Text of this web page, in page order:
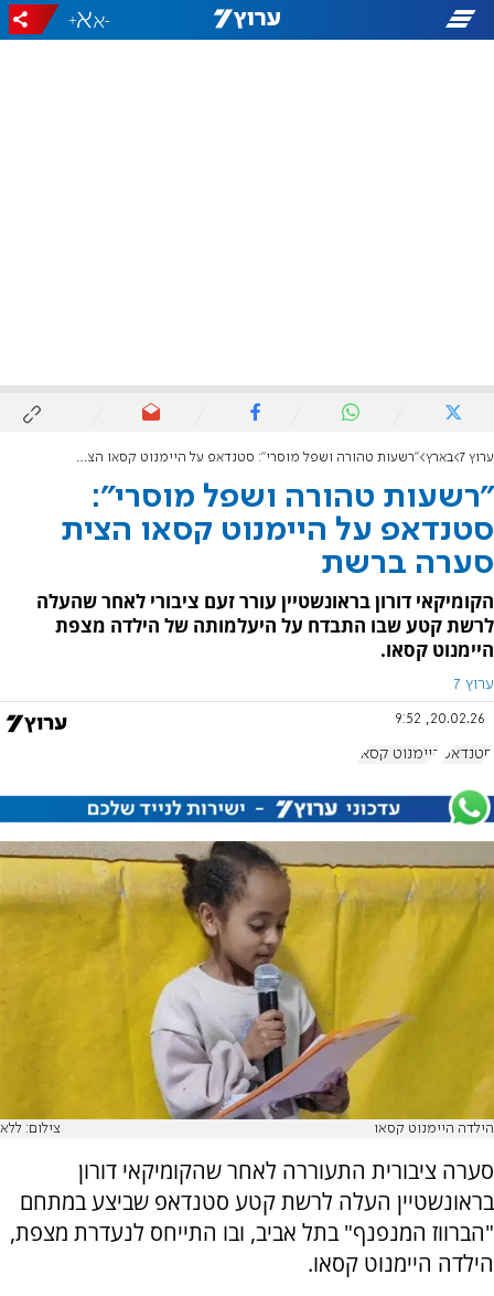
-
+
ערוץ 7 בארץ "רשעות טהורה ושפל מוסרי": סטנדאפ על היימנוט קסאו הצית סערה ברשת
"רשעות טהורה ושפל מוסרי":
סטנדאפ על היימנוט קסאו הצית
סערה ברשת
הקומיקאי דורון בראונשטיין עורר זעם ציבורי לאחר שהעלה
לרשת קטע שבו התבדח על היעלמותה של הילדה מצפת
היימנוט קסאו.
ערוץ 7
20.02.26, 9:52
סטנדאפ היימנוט קסאו
הילדה היימנוט קסאו צילום: ללא
סערה ציבורית התעוררה לאחר שהקומיקאי דורון
בראונשטיין העלה לרשת קטע סטנדאפ שביצע במתחם
"הברווז המנפנף" בתל אביב, ובו התייחס לנעדרת מצפת,
הילדה היימנוט קסאו.